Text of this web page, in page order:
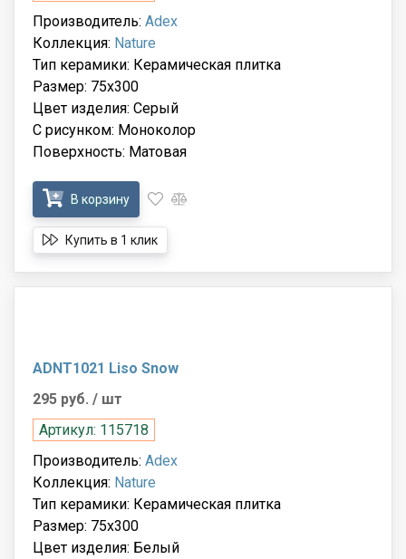
Производитель: Adex
Коллекция: Nature
Тип керамики: Керамическая плитка
Размер: 75x300
Цвет изделия: Серый
С рисунком: Моноколор
Поверхность: Матовая
В корзину
Купить в 1 клик
ADNT1021 Liso Snow
295 руб. / шт
Артикул: 115718
Производитель: Adex
Коллекция: Nature
Тип керамики: Керамическая плитка
Размер: 75x300
Цвет изделия: Белый